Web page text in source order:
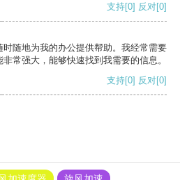
支持[0] 反对[0]
随地为我的办公提供帮助。我经常需要
常强大，能够快速找到我需要的信息。
支持[0] 反对[0]